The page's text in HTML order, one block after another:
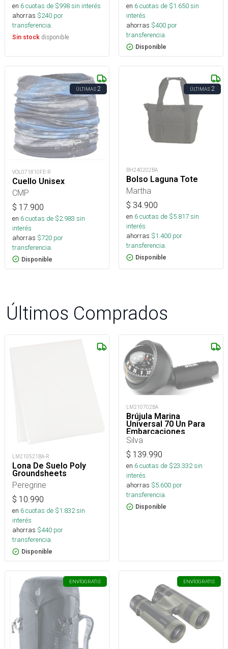
en 6cuotas de $998sin interés
ahorras $240 por
transferencia.
Sin stock disponible
en 6cuotas de $1.650sin
interés
ahorras $400 por
transferencia.
Disponible
ÚLTIMAS2
VOL071810FE-R
Cuello Unisex
CMP
$ 17.900
en 6cuotas de $2.983 sin
interés
ahorras $720 por
transferencia.
Disponible
ÚLTIMAS2
BH240202BA
Bolso Laguna Tote
Martha
$ 34.900
en 6cuotas de $5.817sin
interés
ahorras $1.400 por
transferencia.
Disponible
Últimos Comprados
LM210521BA-R
Lona De Suelo Poly
Groundsheets
Peregrine
$ 10.990
en 6cuotas de $1.832sin
interés
ahorras $440 por
transferencia.
Disponible
LM210702BA
Brújula Marina
Universal 70 Un Para
Embarcaciones
Silva
$ 139.990
en 6cuotas de $23.332sin
interés
ahorras $5.600 por
transferencia.
Disponible
ENVÍOGRATIS ENVÍOGRATIS